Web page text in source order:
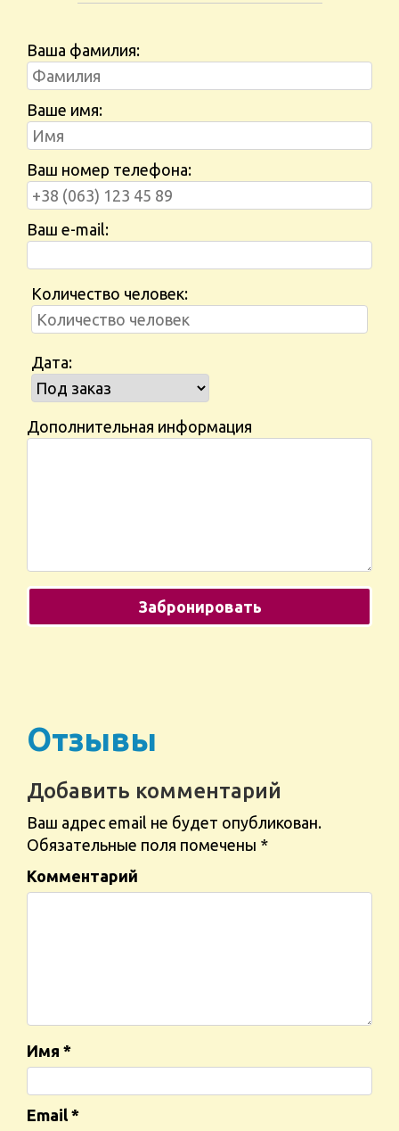
Ваша фамилия:
Ваше имя:
Ваш номер телефона:
Ваш e-mail:
Количество человек:
Дата:
Дополнительная информация
Отзывы
Добавить комментарий
Ваш адрес email не будет опубликован.
Обязательные поля помечены *
Комментарий
Имя *
Email *